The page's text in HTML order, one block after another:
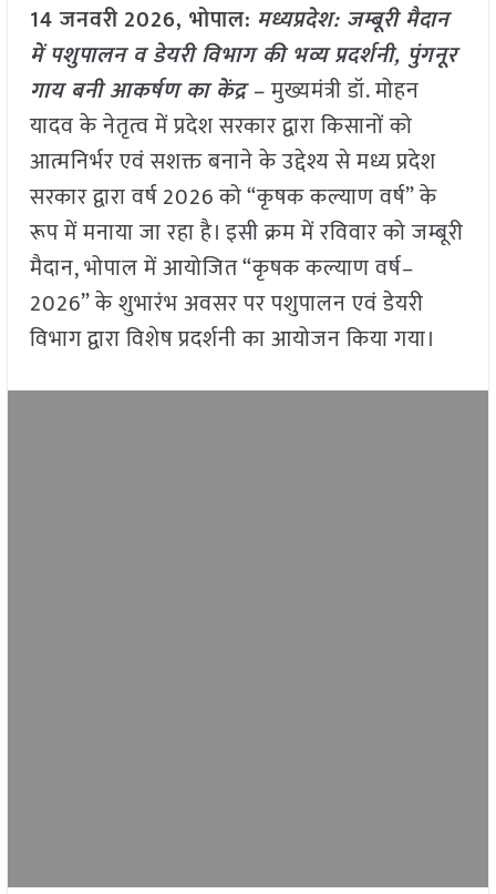
14 जनवरी2026, भोपाल: मध्यप्रदेश: जम्बूरी मैदान
में पशुपालन व डेयरी विभाग की भव्य प्रदर्शनी, पुंगनूर
गाय बनी आकर्षण का केंद्र –मुख्यमंत्री डॉ. मोहन
यादव के नेतृत्व में प्रदेश सरकार द्वारा किसानों को
आत्मनिर्भर एवं सशक्त बनाने के उद्देश्य से मध्य प्रदेश
सरकार द्वारा वर्ष 2026 को “कृषक कल्याण वर्ष” के
रूप में मनाया जा रहा है। इसी क्रम में रविवार को जम्बूरी
मैदान, भोपाल में आयोजित “कृषक कल्याण वर्ष–
2026” के शुभारंभ अवसर पर पशुपालन एवं डेयरी
विभाग द्वारा विशेष प्रदर्शनी का आयोजन किया गया।